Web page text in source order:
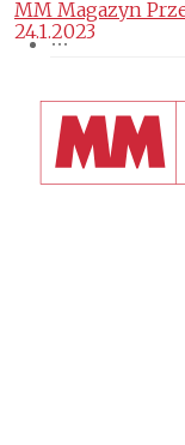
MM Magazyn
24.1.2023